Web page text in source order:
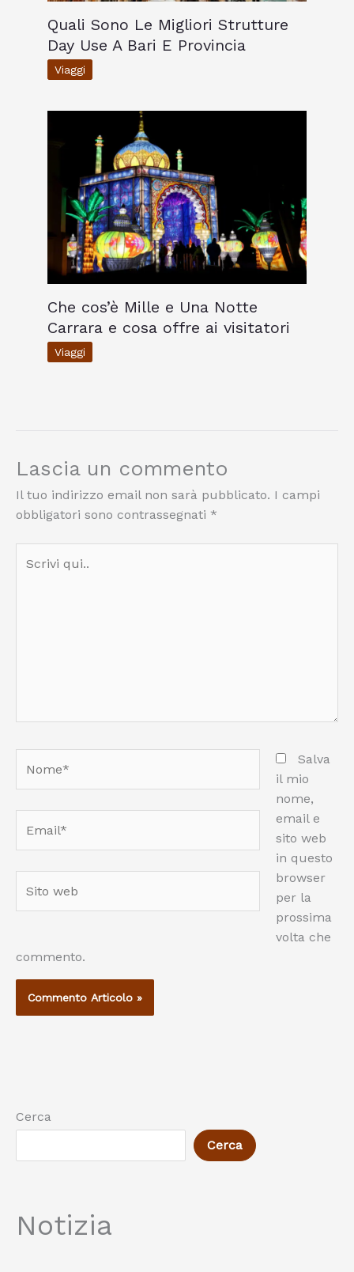
Quali Sono Le Migliori Strutture
Day Use A Bari E Provincia
Viaggi
Che cos’è Mille e Una Notte
Carrara e cosa offre ai visitatori
Viaggi
Lascia un commento
Il tuo indirizzo email non sarà pubblicato. I campi
obbligatori sono contrassegnati *
qui..
web
Salva
il mio
nome,
email e
sito web
in questo
browser
per la
prossima
volta che
commento.
Cerca
Cerca
Notizia